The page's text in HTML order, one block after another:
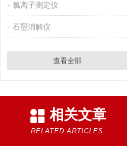
氯离子测定仪
石墨消解仪
查看全部
相关文章
RELATED ARTICLES